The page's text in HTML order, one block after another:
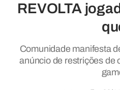
REVOLTA
Comunidade manifesta
anúncio de restrições de